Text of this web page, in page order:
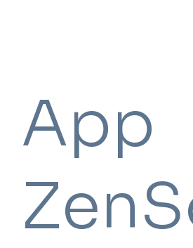
App